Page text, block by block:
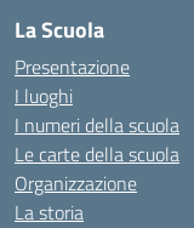
La Scuola
Presentazione
I luoghi
I numeri della scuola
Le carte della scuola
Organizzazione
La storia